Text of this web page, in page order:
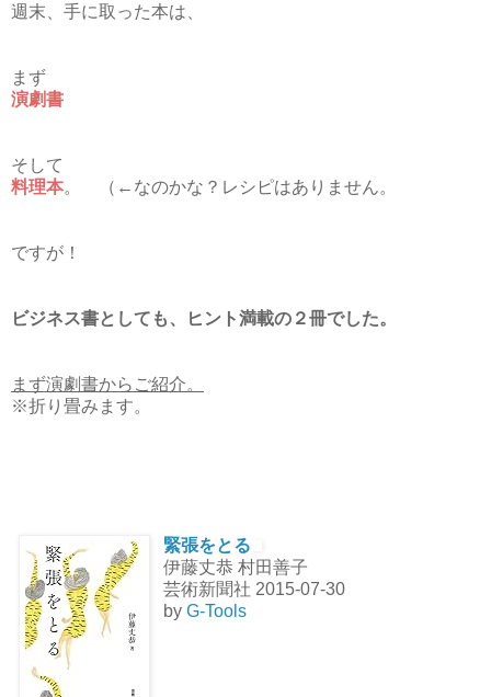
週末、手に取った本は、
まず
演劇書
そして
料理本。 （←なのかな？レシピはありません。
ですが！
ビジネス書としても、ヒント満載の２冊でした。
まず演劇書からご紹介。
※折り畳みます。
緊張をとる
伊藤丈恭 村田善子
芸術新聞社 2015-07-30
by G-Tools